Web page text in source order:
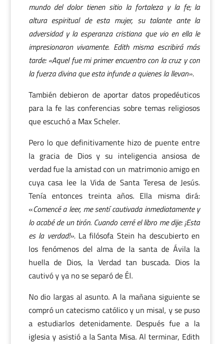
mundo del dolor tienen sitio la fortaleza y la fe; la
altura espiritual de esta mujer, su talante ante la
adversidad y la esperanza cristiana que vio en ella le
impresionaron vivamente. Edith misma escribirá más
tarde: «Aquel fue mi primer encuentro con la cruz y con
la fuerza divina que esta infunde a quienes la llevan».
También debieron de aportar datos propedéuticos
para la fe las conferencias sobre temas religiosos
que escuchó a Max Scheler.
Pero lo que definitivamente hizo de puente entre
la gracia de Dios y su inteligencia ansiosa de
verdad fue la amistad con un matrimonio amigo en
cuya casa lee la Vida de Santa Teresa de Jesús.
Tenía entonces treinta años. Ella misma dirá:
«Comencé a leer, me sentí cautivada inmediatamente y
lo acabé de un tirón. Cuando cerré el libro me dije: ¡Esta
es la verdad!».La filósofa Stein ha descubierto en
los fenómenos del alma de la santa de Ávila la
huella de Dios, la Verdad tan buscada. Dios la
cautivó y ya no se separó de Él.
No dio largas al asunto. A la mañana siguiente se
compró un catecismo católico y un misal, y se puso
a estudiarlos detenidamente. Después fue a la
iglesia y asistió a la Santa Misa. Al terminar, Edith